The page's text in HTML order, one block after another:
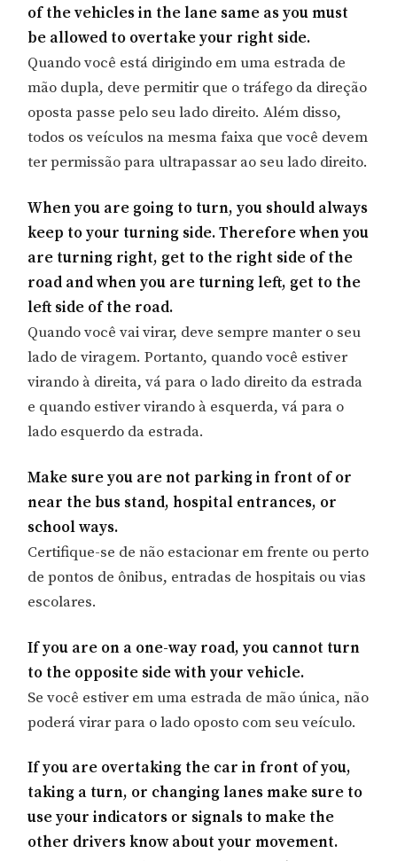
of the vehicles in the lane same as you must
be allowed to overtake your right side.
Quando você está dirigindo em uma estrada de
mão dupla, deve permitir que o tráfego da direção
oposta passe pelo seu lado direito. Além disso,
todos os veículos na mesma faixa que você devem
ter permissão para ultrapassar ao seu lado direito.
When you are going to turn, you should always
keep to your turning side. Therefore when you
are turning right, get to the right side of the
road and when you are turning left, get to the
left side of the road.
Quando você vai virar, deve sempre manter o seu
lado de viragem. Portanto, quando você estiver
virando à direita, vá para o lado direito da estrada
e quando estiver virando à esquerda, vá para o
lado esquerdo da estrada.
Make sure you are not parking in front of or
near the bus stand, hospital entrances, or
school ways.
Certifique-se de não estacionar em frente ou perto
de pontos de ônibus, entradas de hospitais ou vias
escolares.
If you are on a one-way road, you cannot turn
to the opposite side with your vehicle.
Se você estiver em uma estrada de mão única, não
poderá virar para o lado oposto com seu veículo.
If you are overtaking the car in front of you,
taking a turn, or changing lanes make sure to
use your indicators or signals to make the
other drivers know about your movement.